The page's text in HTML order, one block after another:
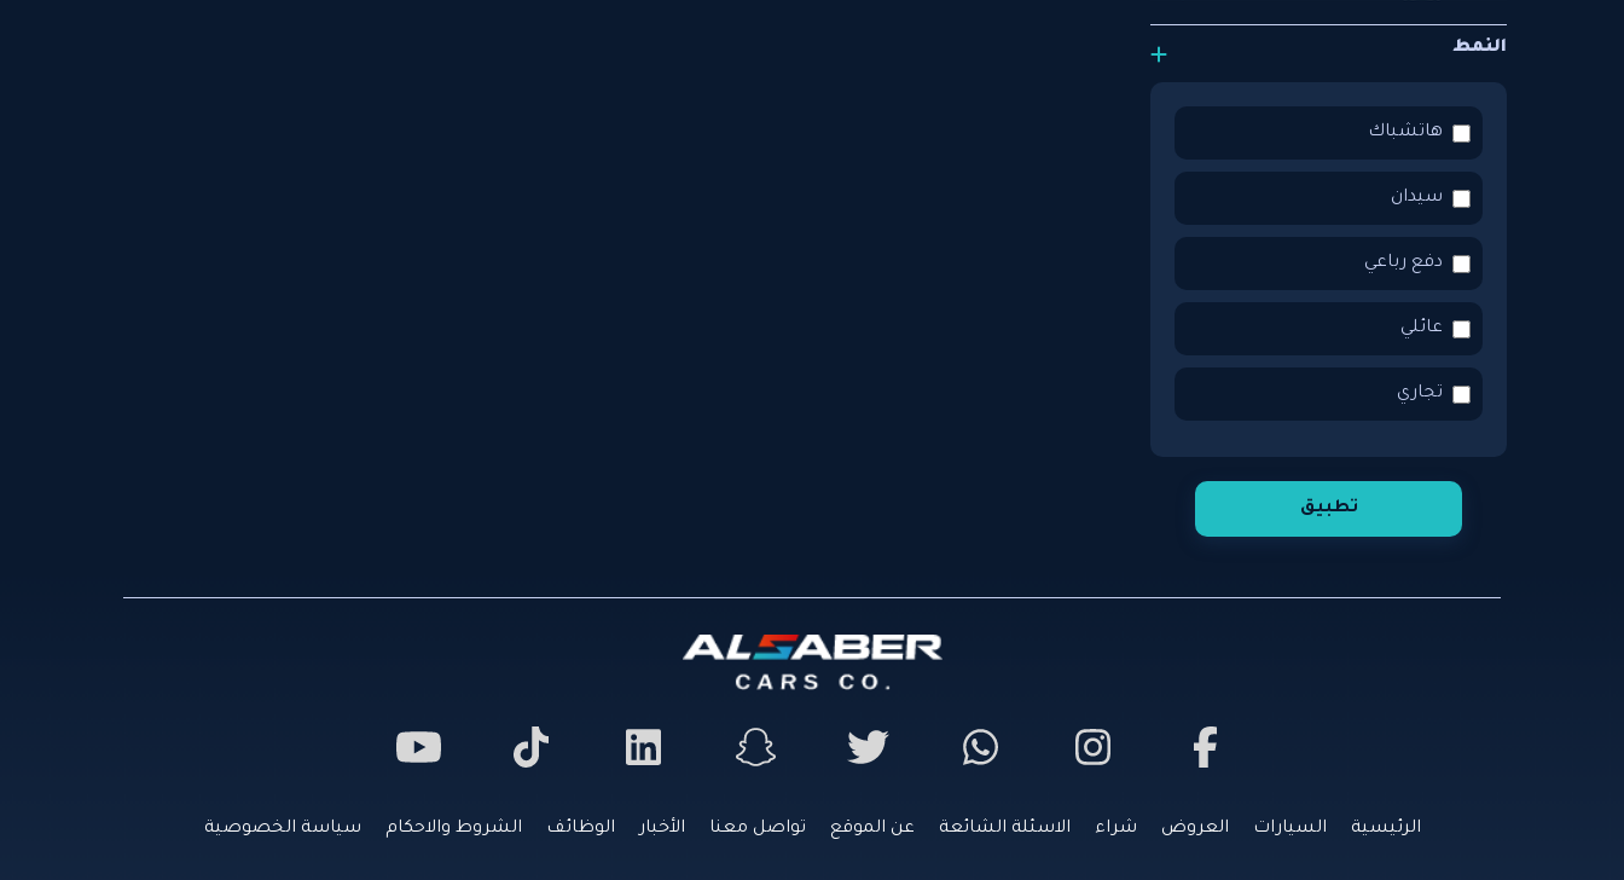
جيب
اودي
تويوتا
رينو
لينكون
النمط
هاتشباك
سيدان
دفع رباعي
عائلي
تجاري
تطبيق
الرئيسية السيارات العروض شراء الاسئلة الشائعة عن الموقع تواصل معنا الأخبار الوظائف الشروط والاحكام سياسة الخصوصية